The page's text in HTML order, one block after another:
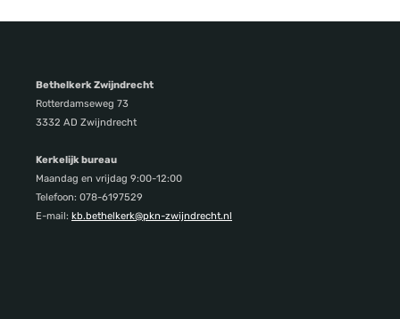
Bethelkerk Zwijndrecht
Rotterdamseweg 73
3332 AD Zwijndrecht
Kerkelijk bureau
Maandag en vrijdag 9:00-12:00
Telefoon: 078-6197529
E-mail: kb.bethelkerk@pkn-zwijndrecht.nl